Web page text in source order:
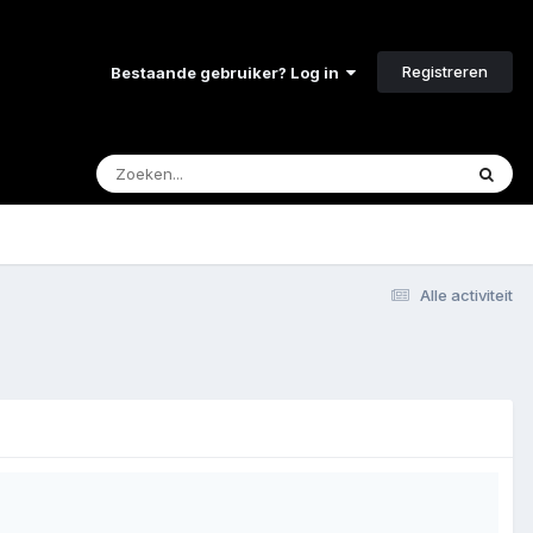
Bestaande gebruiker? Log in Registreren
Alle activiteit